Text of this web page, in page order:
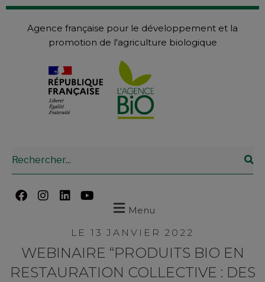
Agence française pour le développement et la
promotion de l'agriculture biologique
Menu
LE 13 JANVIER 2022
WEBINAIRE “PRODUITS BIO EN
RESTAURATION COLLECTIVE : DES